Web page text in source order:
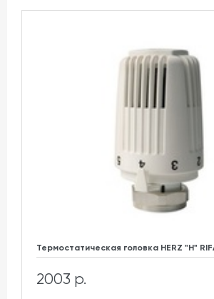
Термостатическая головка HERZ "H"
2003 р.